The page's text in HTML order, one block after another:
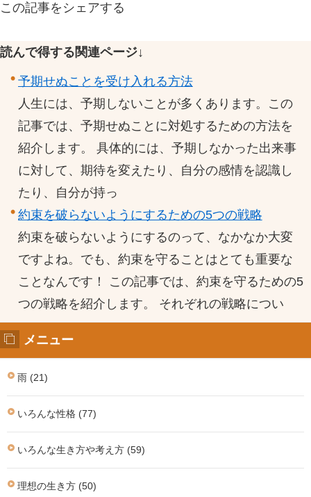
この記事をシェアする
読んで得する関連ページ↓
予期せぬことを受け入れる方法
人生には、予期しないことが多くあります。この
記事では、予期せぬことに対処するための方法を
紹介します。 具体的には、予期しなかった出来事
に対して、期待を変えたり、自分の感情を認識し
たり、自分が持っ
約束を破らないようにするための5つの戦略
約束を破らないようにするのって、なかなか大変
ですよね。でも、約束を守ることはとても重要な
ことなんです！ この記事では、約束を守るための5
つの戦略を紹介します。 それぞれの戦略につい
メニュー
雨 (21)
いろんな性格 (77)
いろんな生き方や考え方 (59)
理想の生き方 (50)